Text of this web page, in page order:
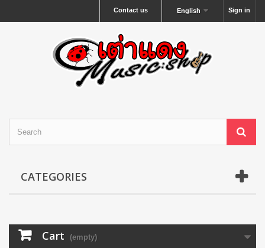
Sign in
English
Contact us
CATEGORIES
Cart (empty)